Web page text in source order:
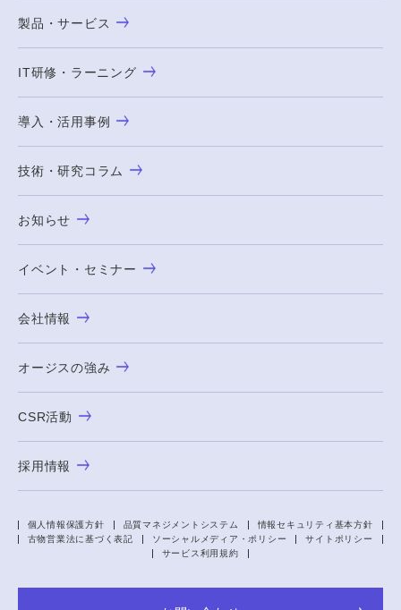
製品・サービス
IT研修・ラーニング
導入・活用事例
技術・研究コラム
お知らせ
イベント・セミナー
会社情報
オージスの強み
CSR活動
採用情報
個人情報保護方針 品質マネジメントシステム
情報セキュリティ基本方針
古物営業法に基づく表記
ソーシャルメディア・ポリシー
サイトポリシー
サービス利用規約